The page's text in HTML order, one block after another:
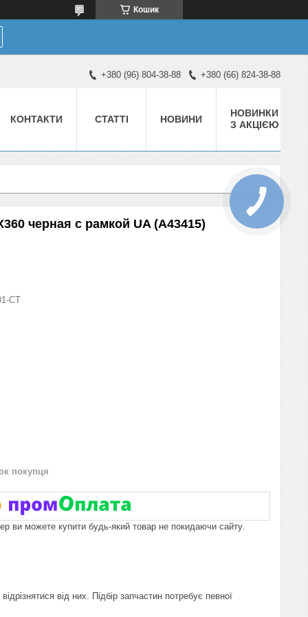
Кошик
+380 (96) 804-38-88 +380 (66) 824-38-88
КОНТАКТИ СТАТТІ НОВИНИ
НОВИНКИ
З АКЦІЄЮ
черная с рамкой UA (A43415)
СТ
покупця
ви можете купити будь-який товар не покидаючи сайту.
від них. Підбір запчастин потребує певної